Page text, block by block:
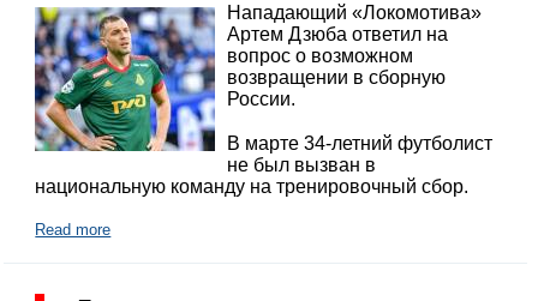
Нападающий «Локомотива»
Артем Дзюба ответил на
вопрос о возможном
возвращении в сборную
России.
В марте 34-летний футболист
не был вызван в
национальную команду на тренировочный сбор.
Read more